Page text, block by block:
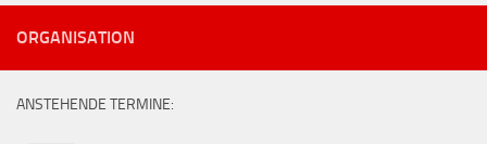
ORGANISATION
ANSTEHENDE TERMINE: